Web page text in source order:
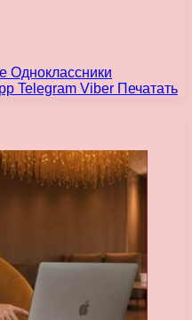
Одноклассники
Telegram Viber Печатать